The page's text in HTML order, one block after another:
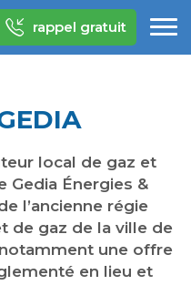
rappel gratuit
local de gaz et
Gedia Énergies &
l’ancienne régie
de gaz de la ville de
une offre
en lieu et